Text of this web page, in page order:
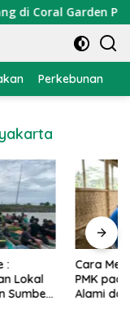
Garden Pulau
Perkebunan
Penyakit
Sapi Perah Secara
Medis